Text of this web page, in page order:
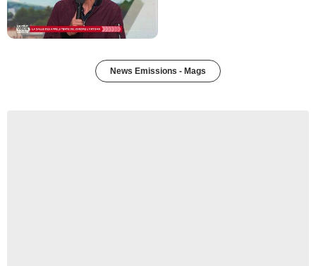
News Emissions - Mags